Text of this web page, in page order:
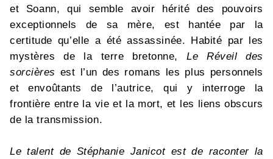
et Soann, qui semble avoir hérité des pouvoirs
exceptionnels de sa mère, est hantée par la
certitude qu’elle a été assassinée. Habité par les
mystères de la terre bretonne,Le Réveil des
sorcières est l’un des romans les plus personnels
et envoûtants de l’autrice, qui y interroge la
frontière entre la vie et la mort, et les liens obscurs
de la transmission.
Le talent de Stéphanie Janicot est de raconter la